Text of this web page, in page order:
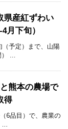
県産紅ずわい
月下旬）
（予定）まで、山陽
） ...
熊本の農場で
得
6品目）で、農業の
...